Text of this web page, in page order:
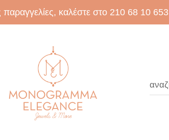
παραγγελίες, καλέστε στο 210 68 10 653